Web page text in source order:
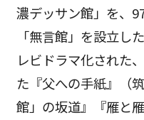
濃デッサン館」を、
「無言館」を設立し
レビドラマ化された
た『父への手紙』（
館」の坂道』『雁と